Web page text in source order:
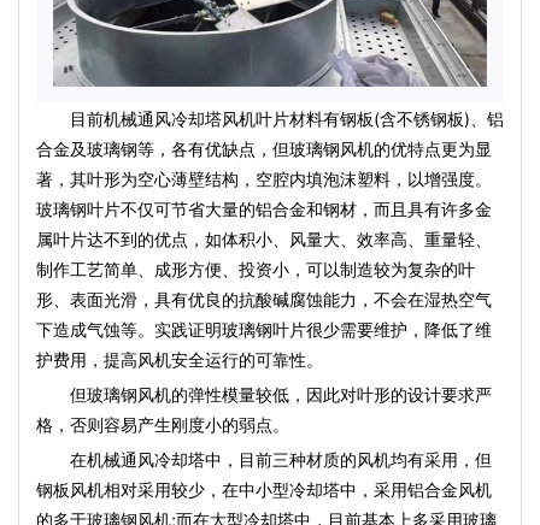
目前机械通风冷却塔风机叶片材料有钢板(含不锈钢板)、铝
合金及玻璃钢等，各有优缺点，但玻璃钢风机的优特点更为显
著，其叶形为空心薄壁结构，空腔内填泡沫塑料，以增强度。
玻璃钢叶片不仅可节省大量的铝合金和钢材，而且具有许多金
属叶片达不到的优点，如体积小、风量大、效率高、重量轻、
制作工艺简单、成形方便、投资小，可以制造较为复杂的叶
形、表面光滑，具有优良的抗酸碱腐蚀能力，不会在湿热空气
下造成气蚀等。实践证明玻璃钢叶片很少需要维护，降低了维
护费用，提高风机安全运行的可靠性。
但玻璃钢风机的弹性模量较低，因此对叶形的设计要求严
格，否则容易产生刚度小的弱点。
在机械通风冷却塔中，目前三种材质的风机均有采用，但
钢板风机相对采用较少，在中小型冷却塔中，采用铝合金风机
的多于玻璃钢风机;而在大型冷却塔中，目前基本上多采用玻璃